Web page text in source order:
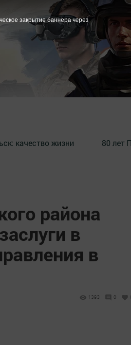
качество жизни 80 лет
района
в
в
1393 0
закрытие баннера через